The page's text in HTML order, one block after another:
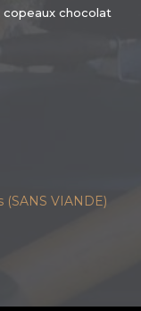
copeaux chocolat
VIANDE)